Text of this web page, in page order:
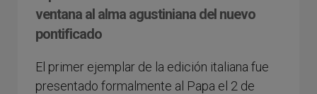
ventana al alma agustiniana del nuevo
pontificado
El primer ejemplar de la edición italiana fue
presentado formalmente al Papa el 2 de